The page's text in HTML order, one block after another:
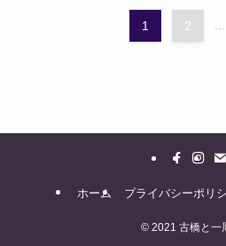
1 2 ...
ホーム プライバシーポリ
© 2021 古橋と一